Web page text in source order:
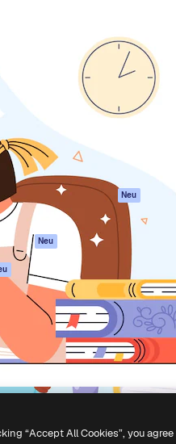
Neu
Tools
Loslegen
Academy
Dokumentation
AGB
Originale
Neu
Cookie-Richtlinie
Vertrauenszentrum
Partner
Unternehmen
“Accept All Cookies”, you